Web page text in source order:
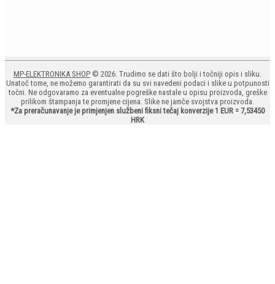
MP-ELEKTRONIKA SHOP © 2026. Trudimo se dati što bolji i točniji opis i sliku.
Unatoč tome, ne možemo garantirati da su svi navedeni podaci i slike u potpunosti
točni. Ne odgovaramo za eventualne pogreške nastale u opisu proizvoda, greške
prilikom štampanja te promjene cijena. Slike ne jamče svojstva proizvoda.
*Za preračunavanje je primjenjen službeni fiksni tečaj konverzije 1 EUR = 7,53450
HRK